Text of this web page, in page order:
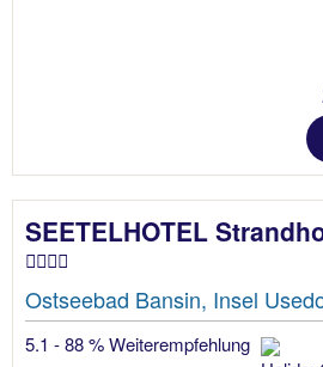
SEETELHOTEL
Ostseebad Bansin, Insel
5.1 - 88 % Weiterempfehlung